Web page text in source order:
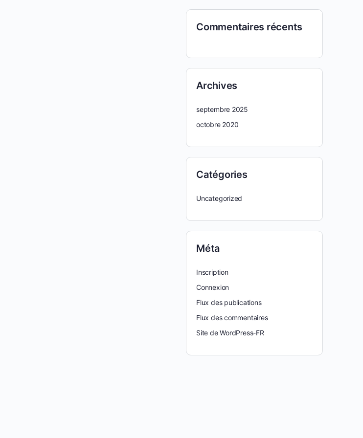
Commentaires récents
Archives
septembre 2025
octobre 2020
Catégories
Uncategorized
Méta
Inscription
Connexion
Flux des publications
Flux des commentaires
Site de WordPress-FR